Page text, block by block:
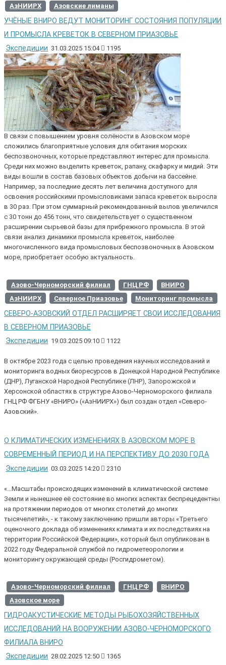
АзНИИРХ
Азовские лиманы
УЧЁНЫЕ ВНИРО ВЕДУТ МОНИТОРИНГ СОСТОЯНИЯ ПОПУЛЯЦИИ
И ПРОМЫСЛА КРЕВЕТОК В СЕВЕРНОМ ПРИАЗОВЬЕ
Экспедиции 31.03.2025 15:04 1195
В связи с повышением уровня солёности в Азовском море
сложились благоприятные условия для обитания морских
беспозвоночных, которые представляют интерес для промысла.
Среди них можно выделить креветок, рапану, скафарку и мидий. Эти
виды вошли в состав базовых объектов добычи на бассейне.
Например, за последние десять лет величина доступного для
освоения российскими промысловиками запаса креветок выросла
в 30 раз. При этом суммарный рекомендованный вылов увеличился
с 30 тонн до 456 тонн, что свидетельствует о существенном
расширении сырьевой базы для прибрежного промысла. В этой
связи анализ динамики промысла креветок, наиболее
многочисленного вида промысловых беспозвоночных в Азовском
море, приобретает особую актуальность.
Азово-Черноморский филиал ГНЦ РФ
ВНИРО
АзНИИРХ
Северное Приазовье Мониторинг промысла
СЕВЕРО-АЗОВСКИЙ ОТДЕЛ РАСШИРЯЕТ СВОИ ИССЛЕДОВАНИЯ
В СЕВЕРНОМ ПРИАЗОВЬЕ
Экспедиции 19.03.2025 09:10 1122
В октябре 2023 года с целью проведения научных исследований и
мониторинга водных биоресурсов в Донецкой Народной Республике
(ДНР), Луганской Народной Республике (ЛНР), Запорожской и
Херсонской областях в структуре Азово-Черноморского филиала
ГНЦ РФ ФГБНУ «ВНИРО» («АзНИИРХ») был создан отдел «Северо-
Азовский».
О КЛИМАТИЧЕСКИХ ИЗМЕНЕНИЯХ В АЗОВСКОМ МОРЕ В
СОВРЕМЕННЫЙ ПЕРИОД И НА ПЕРСПЕКТИВУ ДО 2030 ГОДА
Экспедиции 03.03.2025 14:20 2310
«…Масштабы происходящих изменений в климатической системе
Земли и нынешнее её состояние во многих аспектах беспрецедентны
на протяжении периодов от многих столетий до многих
тысячелетий», - к такому заключению пришли авторы «Третьего
оценочного доклада об изменениях климата и их последствиях на
территории Российской Федерации», который был опубликован в
2022 году Федеральной службой по гидрометеорологии и
мониторингу окружающей среды (Росгидрометом).
Азово-Черноморский филиал ГНЦ РФ
ВНИРО
Азовское море
ГИДРОАКУСТИЧЕСКИЕ МЕТОДЫ РЫБОХОЗЯЙСТВЕННЫХ
ИССЛЕДОВАНИЙ НА ВООРУЖЕНИИ АЗОВО-ЧЕРНОМОРСКОГО
ФИЛИАЛА ВНИРО
Экспедиции 28.02.2025 12:50 1365